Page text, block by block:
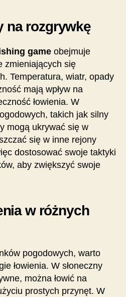
na rozgrywkę
game obejmuje
zmieniających się
Temperatura, wiatr, opady
mają wpływ na
łowienia. W
takich jak silny
mogą ukrywać się w
się w inne rejony
dostosować swoje taktyki
aby zwiększyć swoje
w różnych
pogodowych, warto
łowienia. W słoneczny
można łowić na
prostych przynęt. W